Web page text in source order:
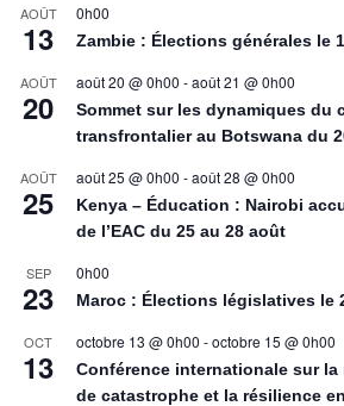
AOÛT
13
0h00
Zambie : Élections générales le
AOÛT
20
août 20 @ 0h00 -août 21 @ 0h00
Sommet sur les dynamiques du
transfrontalier au Botswana du
AOÛT
25
août 25 @ 0h00 -août 28 @ 0h00
Kenya – Éducation : Nairobi
de l’EAC du 25 au 28 août
SEP
23
0h00
Maroc : Élections législatives le
OCT
13
octobre 13 @ 0h00 -octobre 15 @ 0h00
Conférence internationale sur
de catastrophe et la résilience